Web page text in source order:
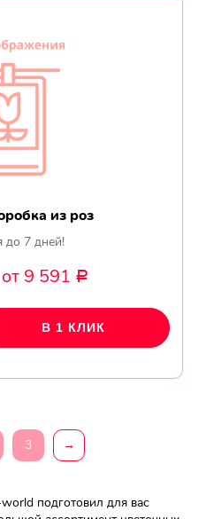
из роз
до 7 дней!
от 9 591 Р
В 1 КЛИК
3 →
подготовил для вас